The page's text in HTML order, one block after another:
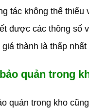
không thể thiếu
được các thông số
thành là thấp
quản trong
quản trong kho